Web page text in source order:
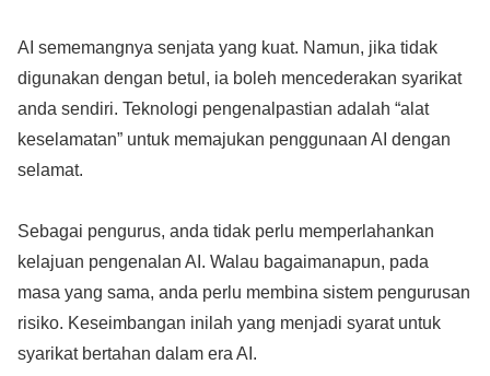
AI sememangnya senjata yang kuat. Namun, jika tidak
digunakan dengan betul, ia boleh mencederakan syarikat
anda sendiri. Teknologi pengenalpastian adalah “alat
keselamatan” untuk memajukan penggunaan AI dengan
selamat.
Sebagai pengurus, anda tidak perlu memperlahankan
kelajuan pengenalan AI. Walau bagaimanapun, pada
masa yang sama, anda perlu membina sistem pengurusan
risiko. Keseimbangan inilah yang menjadi syarat untuk
syarikat bertahan dalam era AI.